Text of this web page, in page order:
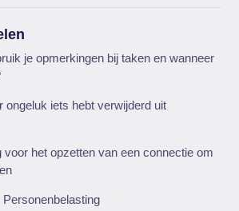
je opmerkingen bij taken en wanneer
ongeluk iets hebt verwijderd uit
voor het opzetten van een connectie om